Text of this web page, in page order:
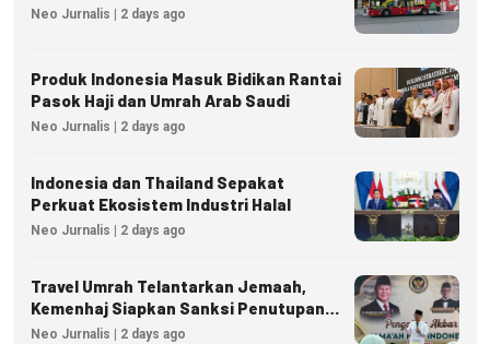
Neo Jurnalis | 2 days ago
Produk Indonesia Masuk Bidikan Rantai
Pasok Haji dan Umrah Arab Saudi
Neo Jurnalis | 2 days ago
Indonesia dan Thailand Sepakat
Perkuat Ekosistem Industri Halal
Neo Jurnalis | 2 days ago
Travel Umrah Telantarkan Jemaah,
Kemenhaj Siapkan Sanksi Penutupan
Izin hingga Pidana
Neo Jurnalis | 2 days ago